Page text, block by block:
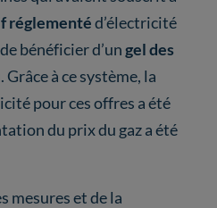
réglementéd’électricité
bénéficier d’ungel des
à ce système, la
pour ces offres a été
du prix du gaz a été
mesures et de la